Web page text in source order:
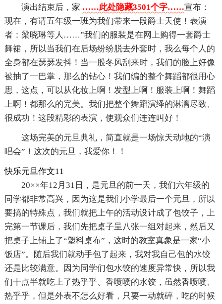
演出结束后，家 ……此处隐藏3501个字……宣布：
现在，有请五年级一班为我们带来一段爵士天使！表演
者：梁晓琳等人……”我们的服装是在网上购得一套爵士
舞裙，所以当我们在后场纷纷脱去外套时，我么每个人的
全身都在瑟瑟发抖！当一股冬风刮来时，我们的脸上好像
被抽了一巴掌，那么的钻心！我们编的整个舞蹈都很用心
思，这点，可以从化妆上啊！发型上啊！服装上啊！舞蹈
上啊！都那么的完美。我们把整个舞蹈演绎的淋漓尽致、
很成功！这段精彩的表演，使观众们连连叫好！
这场完美的元旦典礼，简直就是一场惊天动地的“演
唱会”！这次的元旦，我爱你！！
快乐元旦作文11
20××年12月31日，是元旦的前一天，我们六年级的
同学都非常高兴，因为这是我们小学最后一个元旦，所以
要搞的特殊点，我们就把上午的活动设计成了包饺子，上
完第一节课后，我们先把桌子呈八张一组对起来，然后又
把桌子上铺上了“塑料桌布”，这时的教室真象是一家“小
饭店”。随后我们就动手包了起来，我对我自己包的水饺
还是比较满意。因为同学们包水饺的速度异常快，所以我
们十点半就吃上了热乎乎、香喷喷的水饺，虽然香喷喷、
热乎乎，但是外表不怎么好看，只要一动就碎，吃的时候